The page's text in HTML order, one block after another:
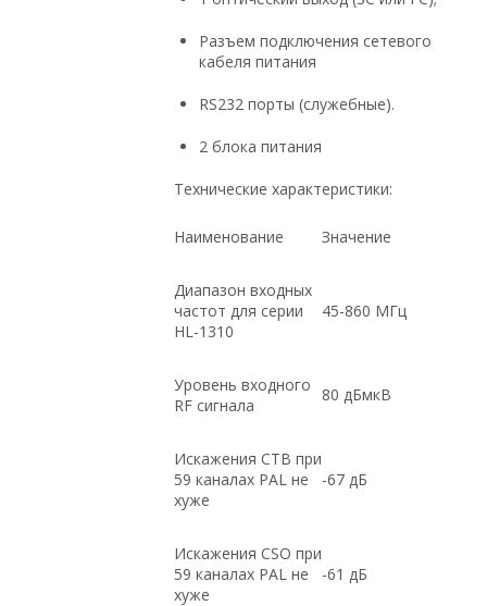
Разъем подключения сетевого
кабеля питания
RS232 порты (служебные).
2 блока питания
Технические характеристики:
Наименование Значение
Диапазон входных
частот для серии
HL-1310
45-860 МГц
Уровень входного
RF сигнала
80 дБмкВ
Искажения CTB при
59 каналах PAL не
хуже
-67 дБ
Искажения CSO при
59 каналах PAL не
хуже
-61 дБ